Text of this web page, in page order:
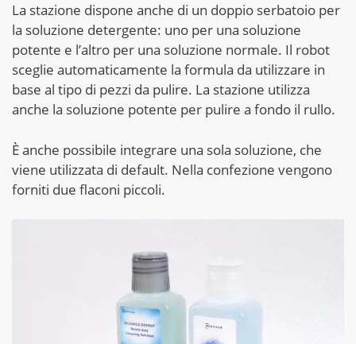
La stazione dispone anche di un doppio serbatoio per
la soluzione detergente: uno per una soluzione
potente e l’altro per una soluzione normale. Il robot
sceglie automaticamente la formula da utilizzare in
base al tipo di pezzi da pulire. La stazione utilizza
anche la soluzione potente per pulire a fondo il rullo.
È anche possibile integrare una sola soluzione, che
viene utilizzata di default. Nella confezione vengono
forniti due flaconi piccoli.